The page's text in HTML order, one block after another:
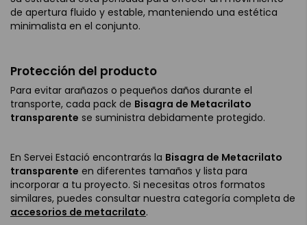
de apertura fluido y estable, manteniendo una estética
minimalista en el conjunto.
Protección del producto
Para evitar arañazos o pequeños daños durante el
transporte, cada pack de Bisagra de Metacrilato
transparente se suministra debidamente protegido.
En Servei Estació encontrarás la Bisagra de Metacrilato
transparente en diferentes tamaños y lista para
incorporar a tu proyecto. Si necesitas otros formatos
similares, puedes consultar nuestra categoría completa de
accesorios de metacrilato.